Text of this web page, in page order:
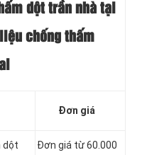
dột trần nhà tại
chống thấm
Đơn giá
dột
Đơn giá từ 60.000